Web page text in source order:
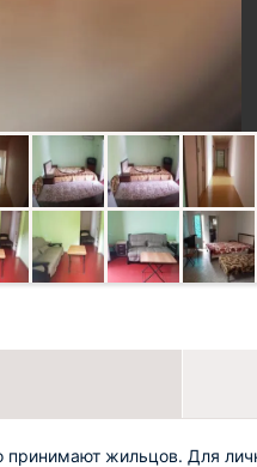
принимают жильцов. Для